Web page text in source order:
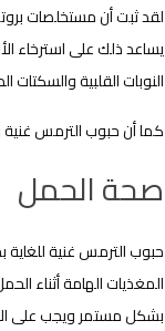
لقد ثبت أن مستخلصات
يساعد ذلك على استرخاء
النوبات القلبية والسكتات
كما أن حبوب الترمس غنية
صحة الحمل
بشكل مستمر ويجب على